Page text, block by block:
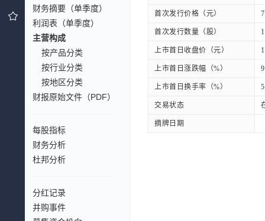
财务摘要（单季度）
利润表（单季度）
主营构成
按产品分类
按行业分类
按地区分类
财报原始文件（PDF）
每股指标
财务分析
杜邦分析
分红记录
并购事件
首次发行价格（元）
首次发行数量（股）
上市首日收盘价（元）
上市首日涨跌幅（%）
上市首日换手率（%）
交易状态
摘牌日期